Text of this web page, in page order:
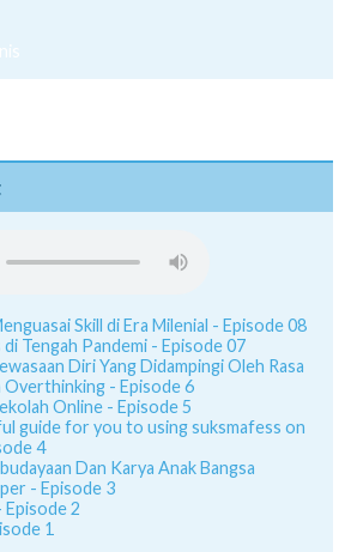
Skill di Era Milenial - Episode 08
Tengah Pandemi - Episode 07
Diri Yang Didampingi Oleh Rasa
Overthinking - Episode 6
Online - Episode 5
guide for you to using suksmafess on
4
Dan Karya Anak Bangsa
- Episode 3
Episode 2
1